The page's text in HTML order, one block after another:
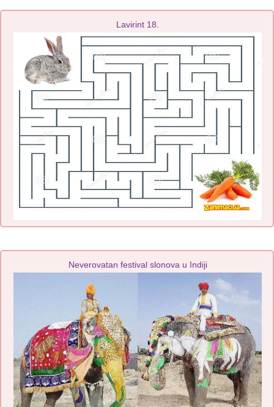
Lavirint 18.
Neverovatan festival slonova u Indiji